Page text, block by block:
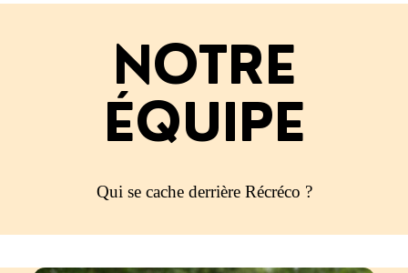
NOTRE
ÉQUIPE
Qui se cache derrière Récréco ?